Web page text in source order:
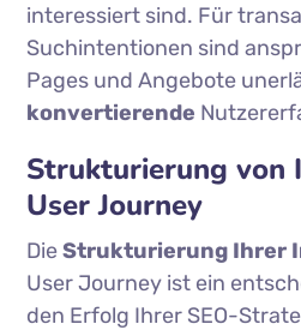
interessiert sind. Für
Suchintentionen sind
Pages und Angebote
konvertierende
Strukturierung von
User Journey
DieStrukturierung Ihrer
User Journey ist ein
den Erfolg Ihrer SEO-